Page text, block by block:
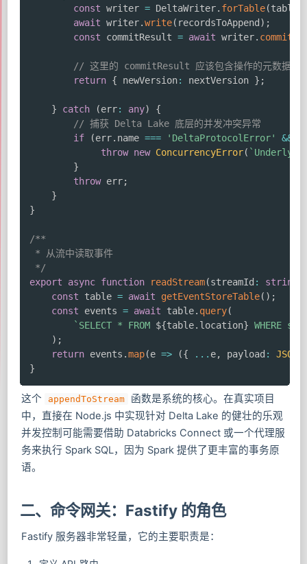
const writer = DeltaWriter. forTable(table
await writer.write( recordsToAppend ) ;
const commitResult = await writer. commit
// 这里的 commitResult 应该包含操作的元数据，
return { newVersion: nextVersion } ;
} catch (err: any)
{
// 捕获 Delta Lake 底层的并发冲突异常
if
(err. name === 'DeltaProtocolError' &&
throw new ConcurrencyError( `
}
throw err;
}
}
/**
* 从流中读取事件
*/
export
async function readStream(streamId : string
const table = await getEventStoreTable( ) ;
const events = await table. query(
` SELECT * FROM ${table. location} WHERE
) ;
return events .map(e => ({ ... e, payload : JSON
}
这个 appendToStream
函数是系统的核心。在真实项目
中，直接在 Node.js 中实现针对 Delta Lake 的健壮的乐观
并发控制可能需要借助 Databricks Connect 或一个代理服
务来执行 Spark SQL，因为 Spark 提供了更丰富的事务原
语。
二、命令网关：Fastify 的角色
Fastify 服务器非常轻量，它的主要职责是：